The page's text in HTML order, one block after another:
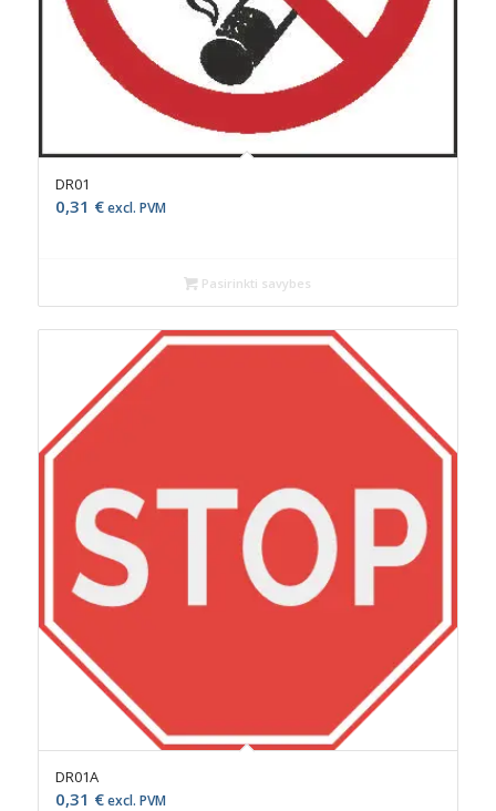
DR01
0,31 €excl. PVM
Pasirinkti savybes
DR01A
0,31 €excl. PVM